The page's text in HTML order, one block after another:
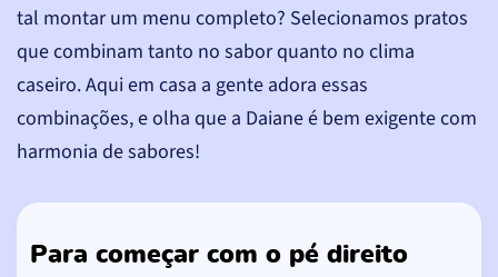
tal montar um menu completo? Selecionamos pratos
que combinam tanto no sabor quanto no clima
caseiro. Aqui em casa a gente adora essas
combinações, e olha que a Daiane é bem exigente com
harmonia de sabores!
Para começar com o pé direito